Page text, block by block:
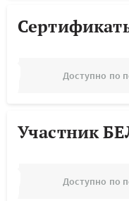
Доступно по
Участник
Доступно по